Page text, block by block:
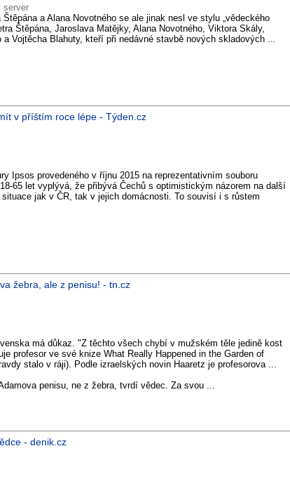
server
a Alana Novotného se ale jinak nesl ve stylu „vědeckého
Štěpána, Jaroslava Matějky, Alana Novotného, Viktora Skály,
a Vojtěcha Blahuty, kteří při nedávné stavbě nových skladových ...
v příštím roce lépe - Týden.cz
Ipsos provedeného v říjnu 2015 na reprezentativním souboru
65 let vyplývá, že přibývá Čechů s optimistickým názorem na další
jak v ČR, tak v jejich domácnosti. To souvisí i s růstem
žebra, ale z penisu! - tn.cz
má důkaz. "Z těchto všech chybí v mužském těle jedině kost
profesor ve své knize What Really Happened in the Garden of
stalo v ráji). Podle izraelských novin Haaretz je profesorova ...
penisu, ne z žebra, tvrdí vědec. Za svou ...
- denik.cz